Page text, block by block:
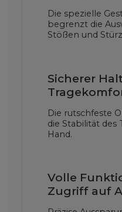
Die spezielle
begrenzt die
Stößen und
Sicherer
Die rutschfeste
die Stabilität des
Hand.
Volle
Zugriff auf